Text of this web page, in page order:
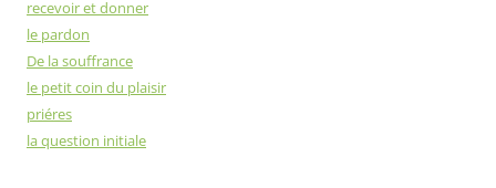
recevoir et donner
le pardon
De la souffrance
le petit coin du plaisir
priéres
la question initiale